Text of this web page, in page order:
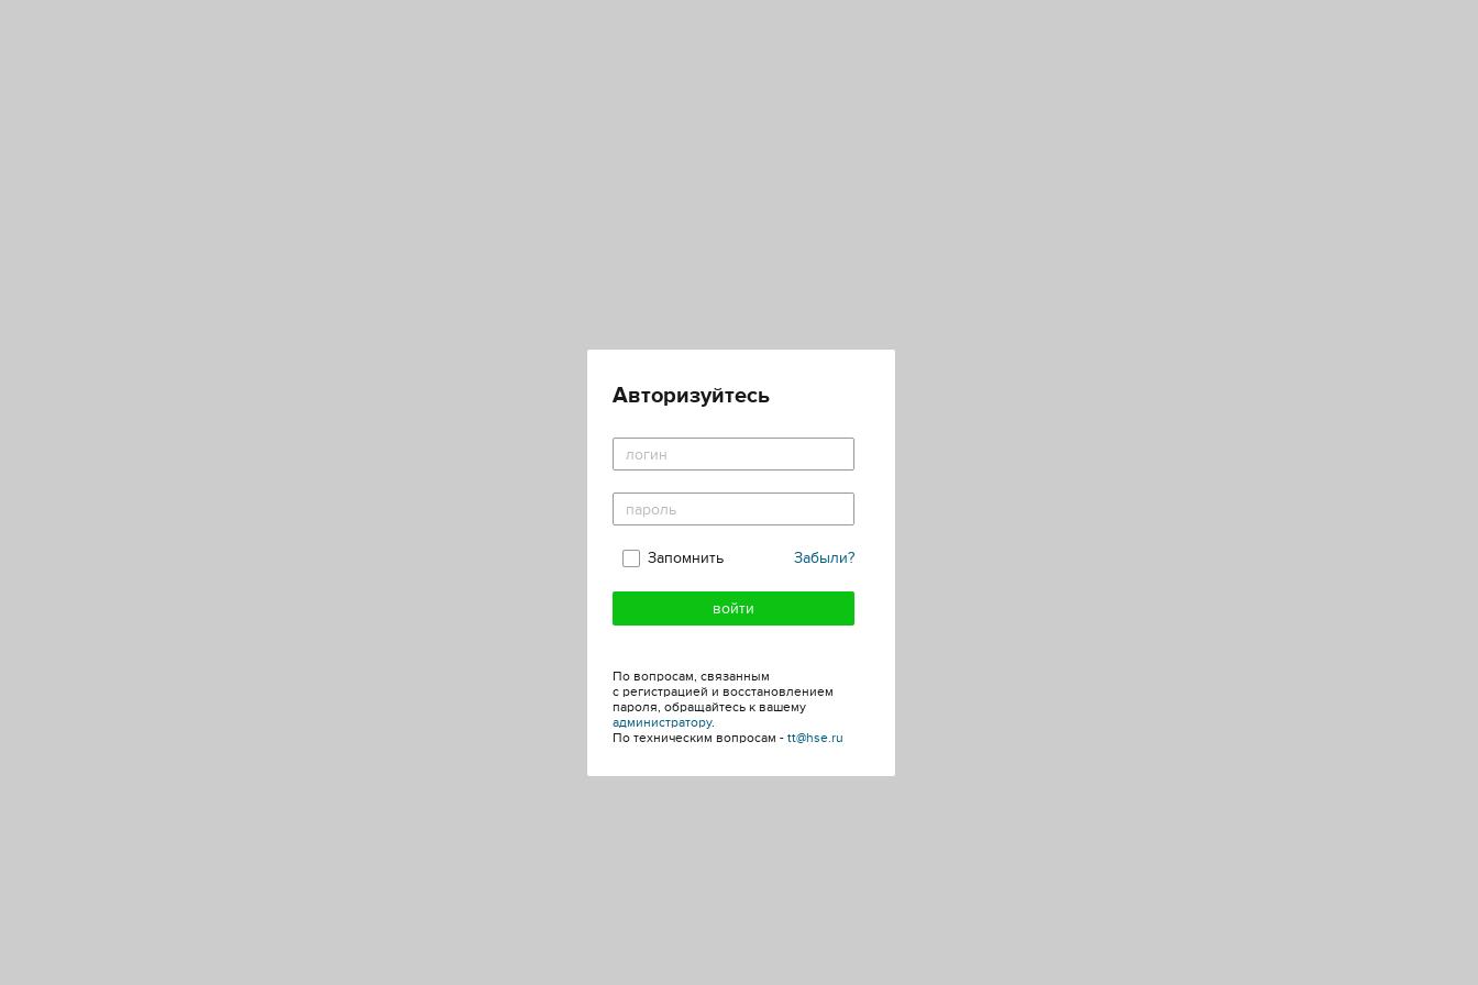
Авторизуйтесь
Забыли?
Запомнить
По вопросам, связанным
с регистрацией и восстановлением
пароля, обращайтесь к вашему
администратору.
По техническим вопросам - tt@hse.ru